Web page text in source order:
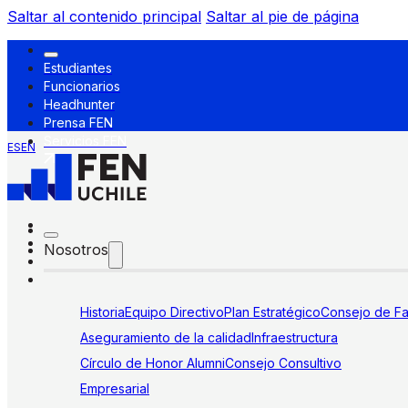
Saltar al contenido principal Saltar al pie de página
Estudiantes
Funcionarios
Headhunter
Prensa FEN
ESEN
Nosotros
HistoriaEquipo DirectivoPlan EstratégicoConsejo de
Aseguramiento de la calidadInfraestructura
Círculo de Honor AlumniConsejo Consultivo
Empresarial